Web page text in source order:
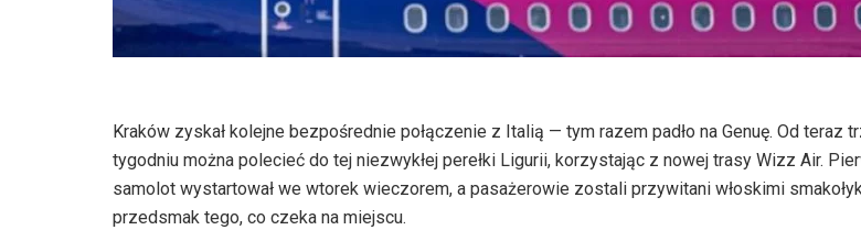
Kraków zyskał kolejne bezpośrednie połączenie z Italią — tym razem padło na Genuę. Od teraz
tygodniu można polecieć do tej niezwykłej perełki Ligurii, korzystając z nowej trasy Wizz Air.
samolot wystartował we wtorek wieczorem, a pasażerowie zostali przywitani włoskimi
przedsmak tego, co czeka na miejscu.